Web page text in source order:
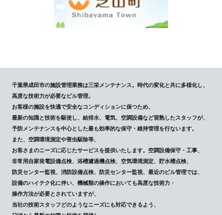
千葉県成田市の施設管理業務は三栄メンテナンス。時代の変化と共に多様化し、
高度な技術力が必要なビル管理。
お客様の施設を快適で安全なコンディションに保つため、
最新の知識と技術を駆使し、給排水、電気、空調設備など習熟したスタッフが、
予防メンテナンスを中心とした最も効率的な保守・維持管理を行ないます。
また、空調環境測定や害虫駆除等、
お客さまのニーズに応じたサービスを提供いたします。空調設備保守・工事、
非常用自家発電設備点検、浴槽濾過機点検、空気環境測定、貯水槽点検、
防災センター監視、消防設備点検、防災センター監視、最近のビル管理では、
設備のハイテク化に伴い、機械類の操作においても高度な技術力・
操作方法が必要とされていますが、
当社の技術スタッフどのようなニーズにも対応できるよう、